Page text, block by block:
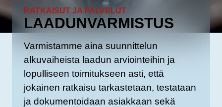
RATKAISUT JA PALVELUT
LAADUNVARMISTUS
Varmistamme aina suunnittelun
alkuvaiheista laadun arviointeihin ja
lopulliseen toimitukseen asti, että
jokainen ratkaisu tarkastetaan, testataan
ja dokumentoidaan asiakkaan sekä